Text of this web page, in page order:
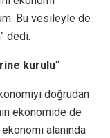
Bu vesileyle de
dedi.
kurulu”
doğrudan
ekonomide de
alanında